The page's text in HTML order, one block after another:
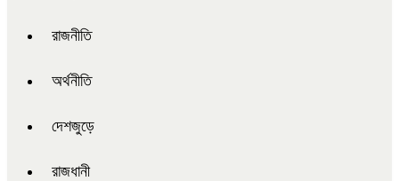
রাজনীতি
অর্থনীতি
দেশজুড়ে
রাজধানী